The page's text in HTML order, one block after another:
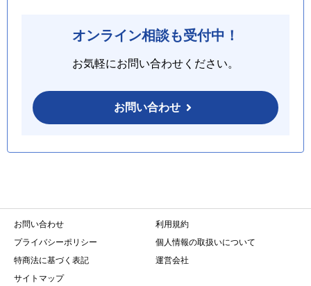
オンライン相談も受付中！
お気軽にお問い合わせください。
お問い合わせ
お問い合わせ
利用規約
プライバシーポリシー
個人情報の取扱いについて
特商法に基づく表記
運営会社
サイトマップ